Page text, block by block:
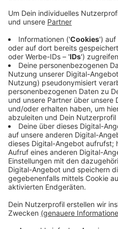
und Radverkehr können
benutzen. Der Verkehr
Schillerstraße/
soll da den Verkehr
gesamte Breddestraße
ausgestattet, heißt es.
dieser Zeit umgeleitet
519, 582, 564 sowie der
Ersatzhaltestelle befindet
Breddestraße. Die
kosten rund 550.000 Euro.
Veröffentlicht:Montag,
Anzeige